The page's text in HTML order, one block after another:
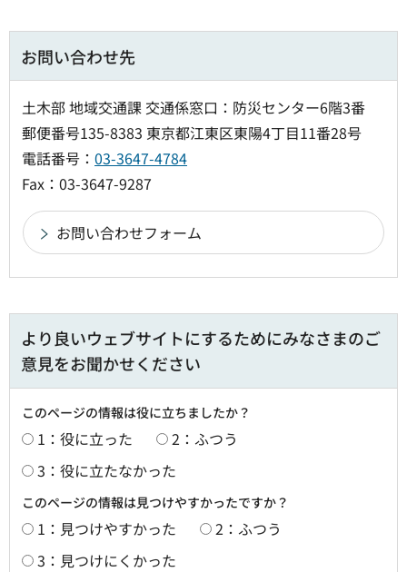
お問い合わせ先
土木部 地域交通課 交通係窓口：防災センター6階3番
郵便番号135-8383 東京都江東区東陽4丁目11番28号
電話番号： 03-3647-4784
Fax：03-3647-9287
より良いウェブサイトにするためにみなさまのご
意見をお聞かせください
このページの情報は役に立ちましたか？
1：役に立った
2：ふつう
3：役に立たなかった
このページの情報は見つけやすかったですか？
1：見つけやすかった
2：ふつう
3：見つけにくかった